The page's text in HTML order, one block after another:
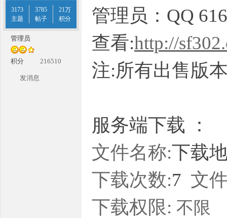
3173
主题
3785
帖子
21万
积分
管理员
积分 216510
发消息
管理员：QQ
查看:http://
注:所有出售版
服务端下载 ：
文件名称:下载
下载次数:7 文
下载权限: 不限